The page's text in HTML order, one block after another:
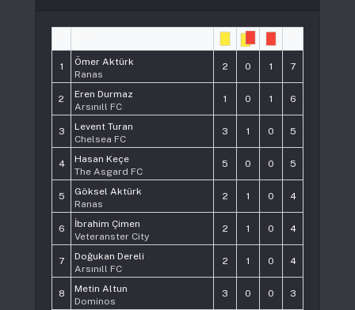
1
Ömer Aktürk
Ranas
2 0 1 7
2
Eren Durmaz
Arsınıll FC
1 0 1 6
3
Levent Turan
Chelsea FC
3 1 0 5
4
Hasan Keçe
The Asgard FC
5 0 0 5
5
Göksel Aktürk
Ranas
2 1 0 4
6
İbrahim Çimen
Veteranster City
2 1 0 4
7
Doğukan Dereli
Arsınıll FC
2 1 0 4
8
Metin Altun
Dominos
3 0 0 3